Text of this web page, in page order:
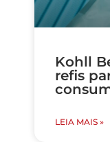
Kohll
refis
LEIA MAIS »